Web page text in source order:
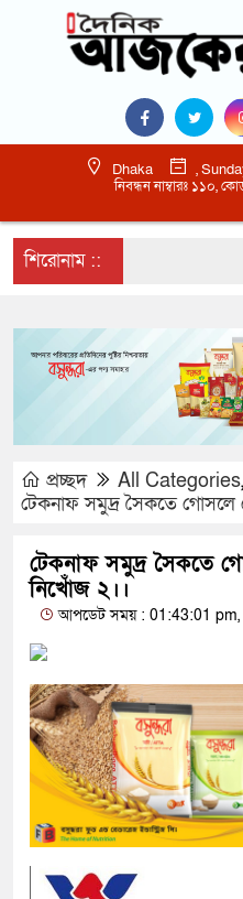
Dhaka
,
নিবন্ধন নাম্বারঃ ১১০,
শিরোনাম ::
প্রচ্ছদ All Categories
টেকনাফ সমুদ্র সৈকতে গোসলে
টেকনাফ সমুদ্র সৈকতে
নিখোঁজ ২।।
আপডেট সময় : 01:43:01